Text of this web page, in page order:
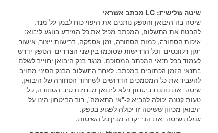
שיטה שלישית: LC מכתב אשראי
שיטה בה היבואן והספק נותנים את היפוי כוח לבנק על מנת
להבטח את התשלום, המכתב מכיל את כל המידע בנוגע ליבוא:
איכות הסחורה, כמות הסחורה, זמן אספקה, דרישות ייצור, אישורי
תקן רלוונטים, וכל הדרישות שסוכמו בין שני הצדדים. הספק ידרש
לעמוד בכל תנאי המכתב המסוכם, מנגד בנק היבואן יחוייב לשלם
בתנאי הזמן הכתובים במכתב, לאחר התשלום הבנק הסיני מחויב
להעביר את כל המסמכים הדרושים לשחרור הסחורה של היבואן,
שיטה זאת נותנת ביטחון מלא ליבואן מבחינת טיב הסחורה, כל
טעות קטנה יכולה להביא ל-"אי התאמה", רוב הביטחון הינו על
היבואן מכיוון ששיטה זו יכולה לפגוע בספק.
עמלת שיטה זאת הכי יקרה מבין כל השיטות.